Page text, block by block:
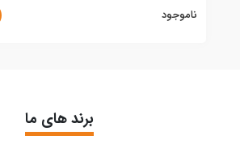
ناموجود
برند های ما